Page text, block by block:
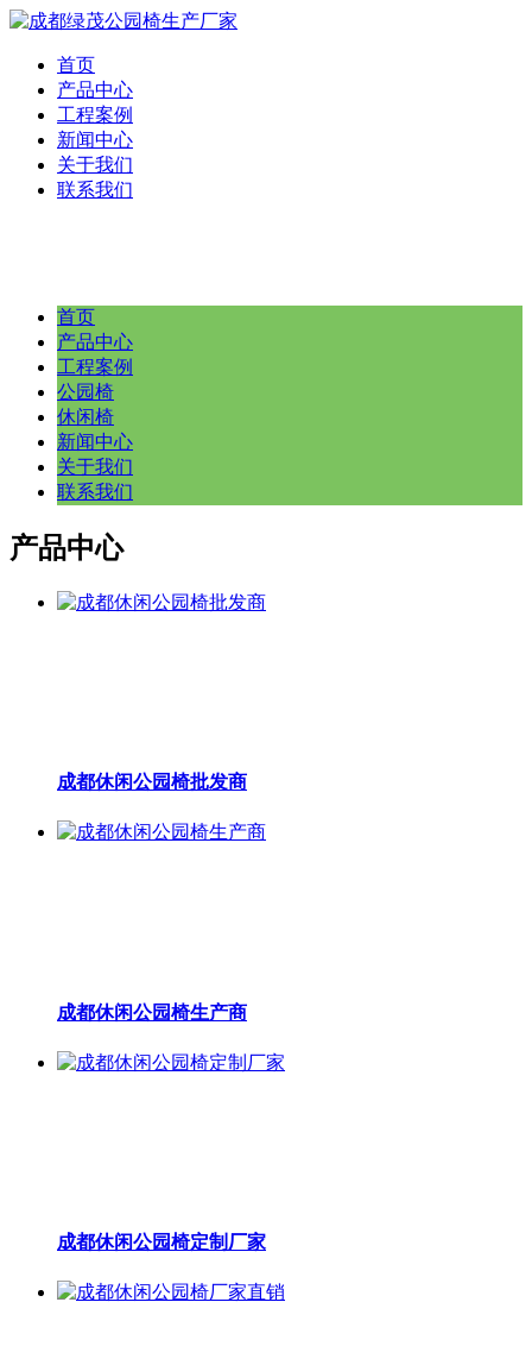
首页
产品中心
工程案例
新闻中心
关于我们
联系我们
首页
产品中心
工程案例
公园椅
休闲椅
新闻中心
关于我们
联系我们
产品中心
成都休闲公园椅批发商
成都休闲公园椅生产商
成都休闲公园椅定制厂家